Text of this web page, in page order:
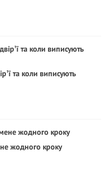
та коли виписують
жодного кроку